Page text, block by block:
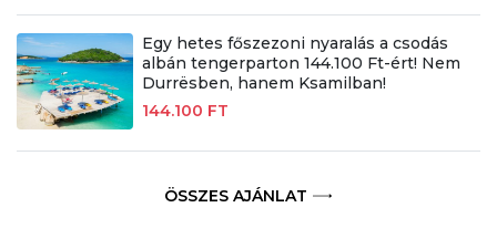
Egy hetes főszezoni nyaralás a csodás
albán tengerparton 144.100 Ft-ért! Nem
Durrësben, hanem Ksamilban!
144.100 FT
ÖSSZES AJÁNLAT